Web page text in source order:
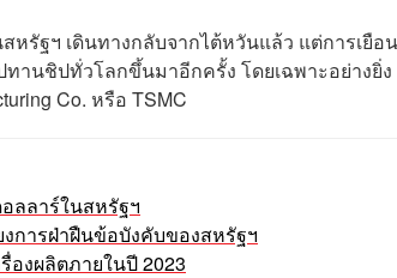
รัฐฯ เดินทางกลับจากไต้หวันแล้ว แต่การเยือ
นชิปทั่วโลกขึ้นมาอีกครั้ง โดยเฉพาะอย่างยิ่ง
Co. หรือ TSMC
ลลาร์ในสหรัฐฯ
การฝ่าฝืนข้อบังคับของสหรัฐฯ
องผลิตภายในปี 2023